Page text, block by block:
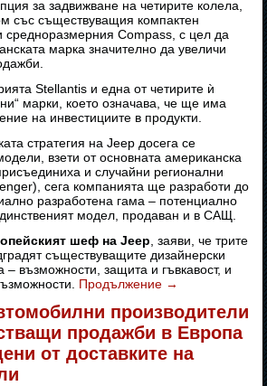
за задвижване на четирите колела,
със съществуващия компактен
средноразмерния Compass, с цел да
марка значително да увеличи
Stellantis и една от четирите ѝ
марки, което означава, че ще има
на инвестициите в продукти.
стратегия на Jeep досега се
взети от основната американска
и случайни регионални
сега компанията ще разработи до
разработена гама – потенциално
модел, продаван и в САЩ.
шеф на Jeep, заяви, че трите
съществуващите дизайнерски
– възможности, защита и гъвкавост, и
Продължение →
производители
продажби в Европа
от доставките на